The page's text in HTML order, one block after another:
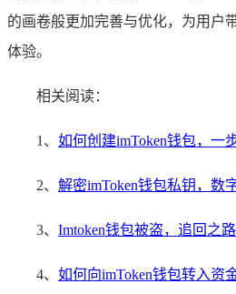
的画卷般更加完善与优化，为用户
体验。
相关阅读：
1、 如何创建imToken钱包，一
2、 解密imToken钱包私钥，数
3、 Imtoken钱包被盗，追回之
4、 如何向imToken钱包转入资